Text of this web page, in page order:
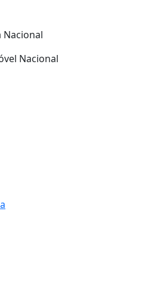
Nacional
Nacional